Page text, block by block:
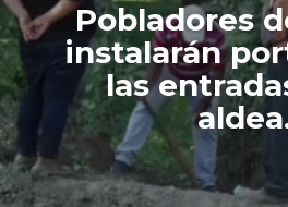
Pobladores
instalarán
las